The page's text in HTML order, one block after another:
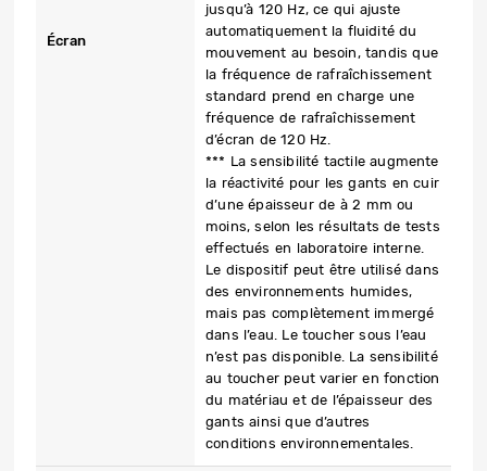
Écran
jusqu’à 120 Hz, ce qui ajuste
automatiquement la fluidité du
mouvement au besoin, tandis que
la fréquence de rafraîchissement
standard prend en charge une
fréquence de rafraîchissement
d’écran de 120 Hz.
*** La sensibilité tactile augmente
la réactivité pour les gants en cuir
d’une épaisseur de à 2 mm ou
moins, selon les résultats de tests
effectués en laboratoire interne.
Le dispositif peut être utilisé dans
des environnements humides,
mais pas complètement immergé
dans l’eau. Le toucher sous l’eau
n’est pas disponible. La sensibilité
au toucher peut varier en fonction
du matériau et de l’épaisseur des
gants ainsi que d’autres
conditions environnementales.